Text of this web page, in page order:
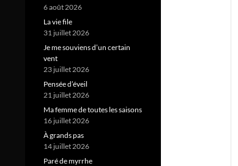
6 août 2026
La vie file
31 juillet 2026
Je me souviens d’un certain
vent
23 juillet 2026
Pensée d’éveil
21 juillet 2026
Ma femme de toutes les saisons
16 juillet 2026
À grands pas
14 juillet 2026
Paré de myrrhe